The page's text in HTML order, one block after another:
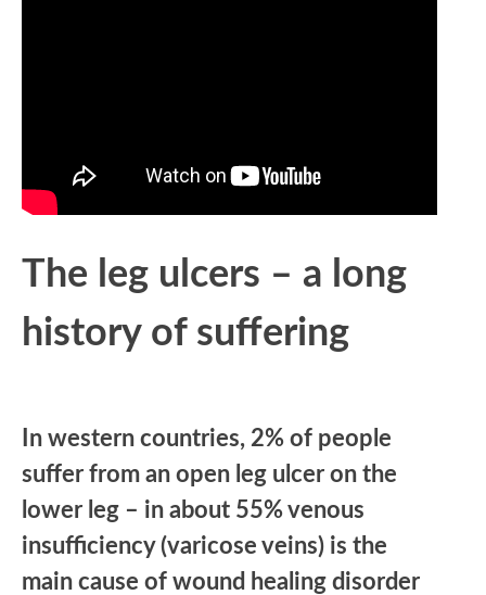
The leg ulcers – a long
history of suffering
In western countries, 2% of people
suffer from an open leg ulcer on the
lower leg – in about 55% venous
insufficiency (varicose veins) is the
main cause of wound healing disorder